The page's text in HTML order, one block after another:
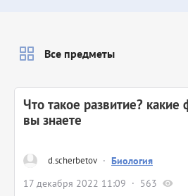
d.scherbetov · Биология
17 декабря 2022 11:09
563
Что такое развитие?
вы знаете
Все предметы